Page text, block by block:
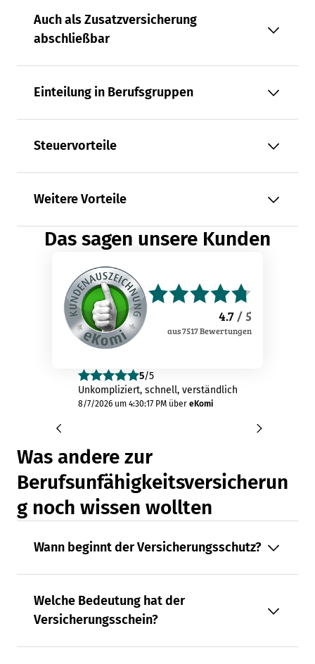
Auch als Zusatzversicherung
abschließbar
Einteilung in Berufsgruppen
Steuervorteile
Weitere Vorteile
Das sagen unsere Kunden
4.7/ 5
aus7517Bewertungen
5/5
Unkompliziert, schnell, verständlich
8/7/2026 um 4:30:17 PMüber eKomi
Was andere zur
Berufsunfähigkeitsversicherun
g noch wissen wollten
Wann beginnt der Versicherungsschutz?
Welche Bedeutung hat der
Versicherungsschein?